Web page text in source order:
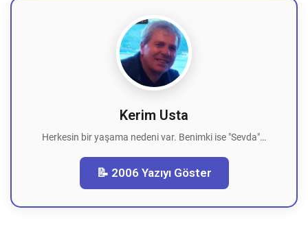
Kerim Usta
Herkesin bir yaşama nedeni var. Benimki ise "Sevda"…
📝 2006 Yazıyı Göster